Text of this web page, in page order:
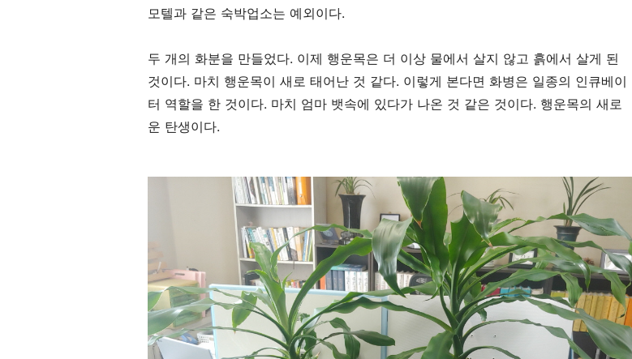
모텔과 같은 숙박업소는 예외이다.
두 개의 화분을 만들었다. 이제 행운목은 더 이상 물에서 살지 않고 흙에서 살게 된
것이다. 마치 행운목이 새로 태어난 것 같다. 이렇게 본다면 화병은 일종의 인큐베이
터 역할을 한 것이다. 마치 엄마 뱃속에 있다가 나온 것 같은 것이다. 행운목의 새로
운 탄생이다.